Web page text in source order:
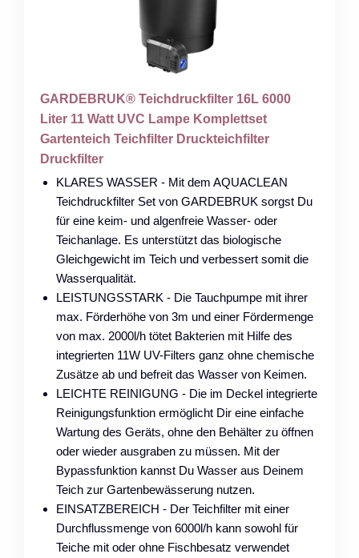
GARDEBRUK® Teichdruckfilter 16L 6000
Liter 11 Watt UVC Lampe Komplettset
Gartenteich Teichfilter Druckteichfilter
Druckfilter
KLARES WASSER - Mit dem AQUACLEAN
Teichdruckfilter Set von GARDEBRUK sorgst Du
für eine keim- und algenfreie Wasser- oder
Teichanlage. Es unterstützt das biologische
Gleichgewicht im Teich und verbessert somit die
Wasserqualität.
LEISTUNGSSTARK - Die Tauchpumpe mit ihrer
max. Förderhöhe von 3m und einer Fördermenge
von max. 2000l/h tötet Bakterien mit Hilfe des
integrierten 11W UV-Filters ganz ohne chemische
Zusätze ab und befreit das Wasser von Keimen.
LEICHTE REINIGUNG - Die im Deckel integrierte
Reinigungsfunktion ermöglicht Dir eine einfache
Wartung des Geräts, ohne den Behälter zu öffnen
oder wieder ausgraben zu müssen. Mit der
Bypassfunktion kannst Du Wasser aus Deinem
Teich zur Gartenbewässerung nutzen.
EINSATZBEREICH - Der Teichfilter mit einer
Durchflussmenge von 6000l/h kann sowohl für
Teiche mit oder ohne Fischbesatz verwendet